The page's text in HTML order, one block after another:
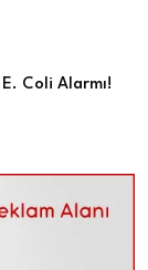
Coli Alarmı!